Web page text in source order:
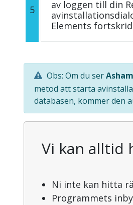
5
av loggen till din
Elements
Obs: Om du ser
metod att starta
databasen, kommer den
Vi kan alltid
Ni inte kan hitta
Programmets